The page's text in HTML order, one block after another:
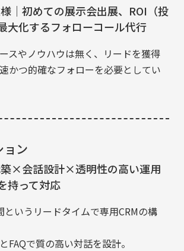
わせ
｜初めての展示会出展、ROI（投
大化するフォローコール代行
スやノウハウは無く、リードを獲得
かつ的確なフォローを必要としてい
ョン
×会話設計×透明性の高い運用
持って対応
というリードタイムで専用CRMの構
FAQで質の高い対話を設計。